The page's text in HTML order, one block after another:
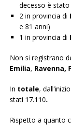
decesso è stato
2 in provincia di
e 81 anni)
1 in provincia di
Non si registrano
Emilia, Ravenna,
In totale,
stati 17.110.
Rispetto a quanto